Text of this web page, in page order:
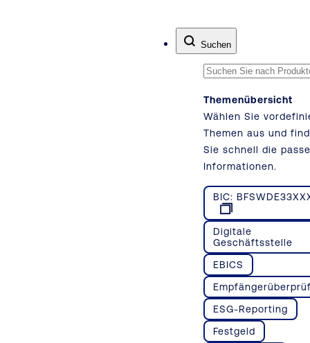
Suchen
Themenübersicht
Wählen Sie
Themen aus und
Sie schnell die
Informationen.
BIC:
Digitale
Geschäftsstelle
EBICS
ESG-Reporting
Festgeld